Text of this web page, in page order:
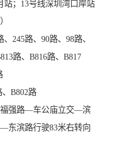
站；13号线深圳湾口岸站
245路、90路、98路、
路、B816路、B817
B802路
强路—车公庙立交—滨
滨路行驶83米右转向